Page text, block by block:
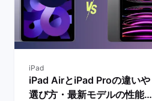
iPad
iPad AirとiPad Proの違いや
選び方・最新モデルの性能を